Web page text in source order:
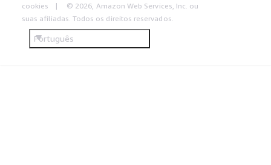
cookies
© 2026, Amazon Web Services, Inc. ou
suas afiliadas. Todos os direitos reservados.
Português